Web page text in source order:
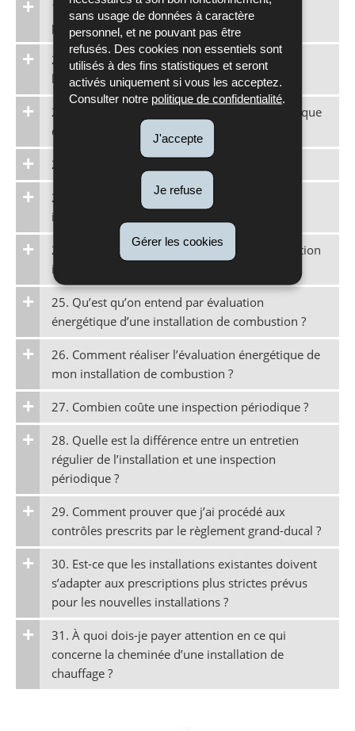
sans usage de données à caractère
personnel, et ne pouvant pas être
refusés. Des cookies non essentiels sont
utilisés à des fins statistiques et seront
activés uniquement si vous les acceptez.
Consulter notre politique de confidentialité.
J'accepte
Je refuse
Gérer les cookies
19. Qu’est qu’on entend sous « inspection
périodique » d’une installation ?
20. Quand est-ce que je dois procéder à
l’inspection périodique ?
21. Qui doit demander une inspection périodique
de l’installation ?
22. Qui peut inspecter mon installation ?
23. Quels sont les résultats possibles d’une
inspection périodique?
24. Qu’est-ce qu’on entend sous « transformation
importante » ?
25. Qu’est qu’on entend par évaluation
énergétique d’une installation de combustion ?
26. Comment réaliser l’évaluation énergétique de
mon installation de combustion ?
27. Combien coûte une inspection périodique ?
28. Quelle est la différence entre un entretien
régulier de l’installation et une inspection
périodique ?
29. Comment prouver que j’ai procédé aux
contrôles prescrits par le règlement grand-ducal ?
30. Est-ce que les installations existantes doivent
s’adapter aux prescriptions plus strictes prévus
pour les nouvelles installations ?
31. À quoi dois-je payer attention en ce qui
concerne la cheminée d’une installation de
chauffage ?